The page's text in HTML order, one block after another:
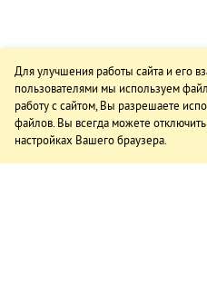
Для улучшения работы сайта и его
пользователями мы используем
работу с сайтом, Вы разрешаете
файлов. Вы всегда можете
настройках Вашего браузера.